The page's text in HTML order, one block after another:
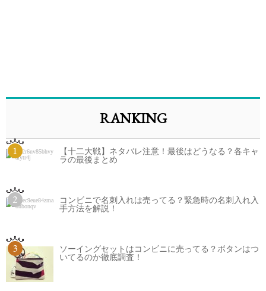
RANKING
1
【十二大戦】ネタバレ注意！最後はどうなる？各キャ
ラの最後まとめ
2
コンビニで名刺入れは売ってる？緊急時の名刺入れ入
手方法を解説！
3
ソーイングセットはコンビニに売ってる？ボタンはつ
いてるのか徹底調査！